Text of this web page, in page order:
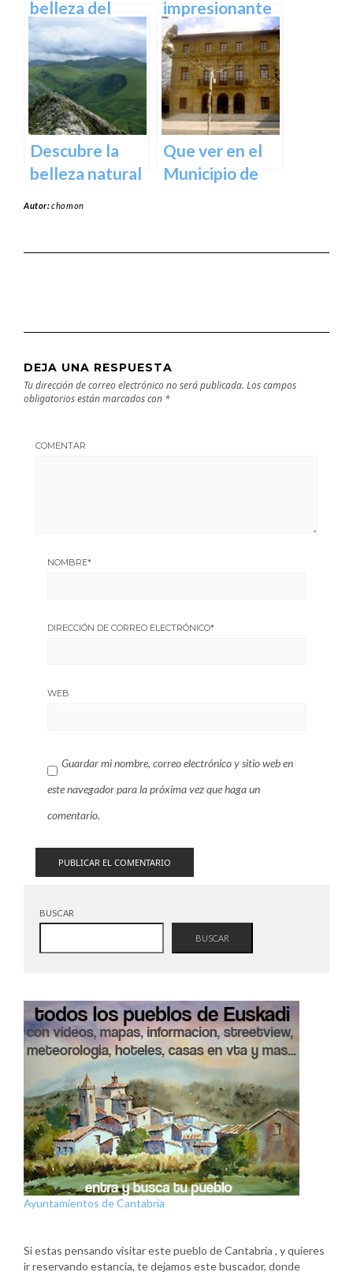
belleza del
Santuario de
Arantzazu en
Guipuzcoa –
Guía turística y
cultural
impresionante
arte natural del
Bosque de Oma
en Vizcaya
Descubre la
belleza natural
Que ver en el
Municipio de
Autor:chomon
DEJA UNA RESPUESTA
Tu dirección de correo electrónico no será publicada. Los campos
obligatorios están marcados con *
COMENTAR
NOMBRE*
DIRECCIÓN DE CORREO ELECTRÓNICO*
WEB
Guardar mi nombre, correo electrónico y sitio web en
este navegador para la próxima vez que haga un
comentario.
BUSCAR
BUSCAR
Ayuntamientos de Cantabria
Si estas pensando visitar este pueblo de Cantabria , y quieres
ir reservando estancia, te dejamos este buscador, donde